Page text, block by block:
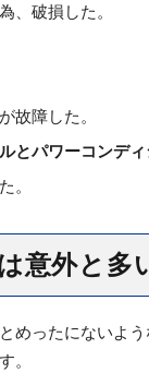
、破損した。
が故障した。
とパワーコンデ
。
意外と多
めったにないよ
。